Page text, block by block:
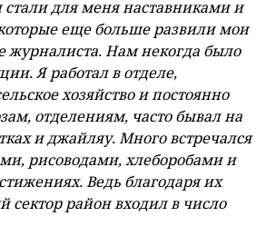
стали для меня наставниками и
еще больше развили мои
журналиста. Нам некогда было
Я работал в отделе,
хозяйство и постоянно
отделениям, часто бывал на
и джайляу. Много встречался
рисоводами, хлеборобами и
Ведь благодаря их
сектор район входил в число